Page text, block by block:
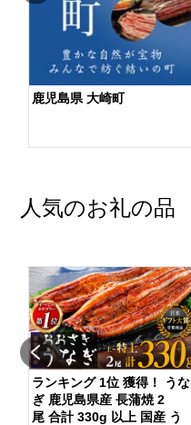
鹿児島県 大崎町
人気のお礼の品
ランキング 1位 獲得！ うな
ぎ 鹿児島県産 長蒲焼 2
尾 合計 330g 以上 国産 う